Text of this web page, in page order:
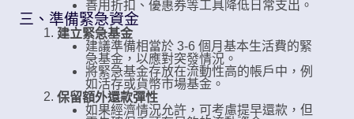
善用折扣、優惠券等工具降低日常支出。
三、準備緊急資金
建立緊急基金
建議準備相當於 3-6 個月基本生活費的緊
急基金，以應對突發情況。
將緊急基金存放在流動性高的帳戶中，例
如活存或貨幣市場基金。
保留額外還款彈性
如果經濟情況允許，可考慮提早還款，但